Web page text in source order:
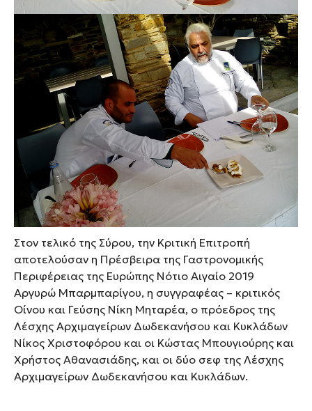
Στον τελικό της Σύρου, την Κριτική Επιτροπή
αποτελούσαν η Πρέσβειρα της Γαστρονομικής
Περιφέρειας της Ευρώπης Νότιο Αιγαίο 2019
Αργυρώ Μπαρμπαρίγου, η συγγραφέας – κριτικός
Οίνου και Γεύσης Νίκη Μηταρέα, ο πρόεδρος της
Λέσχης Αρχιμαγείρων Δωδεκανήσου και Κυκλάδων
Νίκος Χριστοφόρου και οι Κώστας Μπουγιούρης και
Χρήστος Αθανασιάδης, και οι δύο σεφ της Λέσχης
Αρχιμαγείρων Δωδεκανήσου και Κυκλάδων.